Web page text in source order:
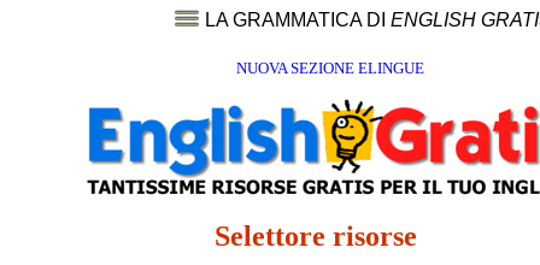
LA GRAMMATICA DI ENGLISH
NUOVA SEZIONE ELINGUE
Selettore risorse